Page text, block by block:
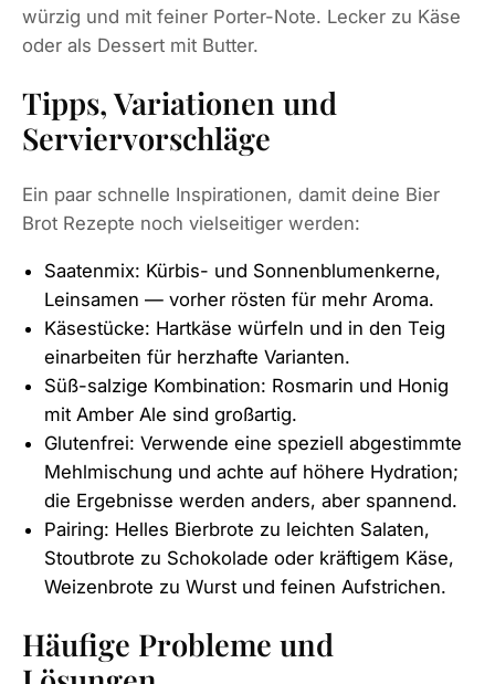
würzig und mit feiner Porter-Note. Lecker zu Käse
oder als Dessert mit Butter.
Tipps, Variationen und
Serviervorschläge
Ein paar schnelle Inspirationen, damit deine Bier
Brot Rezepte noch vielseitiger werden:
Saatenmix: Kürbis- und Sonnenblumenkerne,
Leinsamen — vorher rösten für mehr Aroma.
Käsestücke: Hartkäse würfeln und in den Teig
einarbeiten für herzhafte Varianten.
Süß-salzige Kombination: Rosmarin und Honig
mit Amber Ale sind großartig.
Glutenfrei: Verwende eine speziell abgestimmte
Mehlmischung und achte auf höhere Hydration;
die Ergebnisse werden anders, aber spannend.
Pairing: Helles Bierbrote zu leichten Salaten,
Stoutbrote zu Schokolade oder kräftigem Käse,
Weizenbrote zu Wurst und feinen Aufstrichen.
Häufige Probleme und